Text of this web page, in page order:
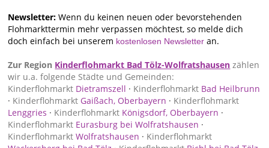
Newsletter: Wenn du keinen neuen oder bevorstehenden
Flohmarkttermin mehr verpassen möchtest, so melde dich
doch einfach bei unserem kostenlosen Newsletter an.
Zur Region Kinderflohmarkt Bad Tölz-Wolfratshausen zählen
wir u.a. folgende Städte und Gemeinden:
Kinderflohmarkt Dietramszell · Kinderflohmarkt Bad Heilbrunn
· Kinderflohmarkt Gaißach, Oberbayern · Kinderflohmarkt
Lenggries · Kinderflohmarkt Königsdorf, Oberbayern ·
Kinderflohmarkt Eurasburg bei Wolfratshausen ·
Kinderflohmarkt Wolfratshausen · Kinderflohmarkt